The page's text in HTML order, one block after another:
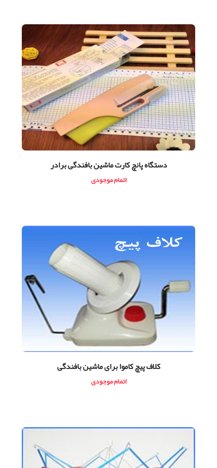
دستگاه پانچ كارت ماشين بافندگی برادر
اتمام موجودی
کلاف پیچ کاموا برای ماشین بافندگی
اتمام موجودی